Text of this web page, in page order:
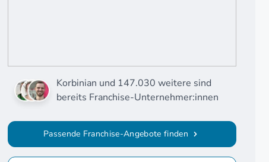
Korbinian und 147.030 weitere sind
bereits Franchise-Unternehmer:innen
Passende Franchise-Angebote finden